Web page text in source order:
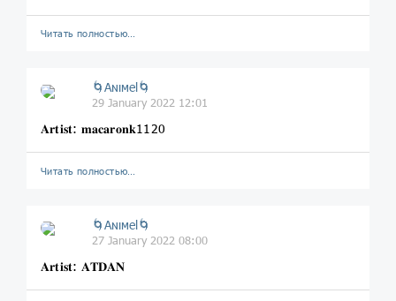
Читать полностью…
🌀Aɴιмel🌀
29 January 2022 12:01
𝐀𝐫𝐭𝐢𝐬𝐭: 𝐦𝐚𝐜𝐚𝐫𝐨𝐧𝐤1120
Читать полностью…
🌀Aɴιмel🌀
27 January 2022 08:00
𝐀𝐫𝐭𝐢𝐬𝐭: 𝐀𝐓𝐃𝐀𝐍